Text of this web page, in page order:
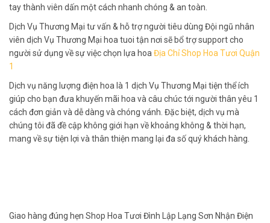
tay thành viên dấn một cách nhanh chóng & an toàn.
Dịch Vụ Thương Mại tư vấn & hỗ trợ người tiêu dùng Đội ngũ nhân
viên dịch Vụ Thương Mại hoa tuoi tận nơi sẽ bổ trợ support cho
người sử dụng về sự việc chọn lựa hoa Địa Chỉ Shop Hoa Tươi Quận
1
Dịch vụ năng lượng điện hoa là 1 dịch Vụ Thương Mại tiện thể ích
giúp cho bạn đưa khuyến mãi hoa và câu chúc tới người thân yêu 1
cách đơn giản và dễ dàng và chóng vánh. Đặc biệt, dịch vụ mà
chúng tôi đã đề cập không giới hạn về khoảng không & thời hạn,
mang về sự tiện lợi và thân thiện mang lại đa số quý khách hàng.
Giao hàng đúng hẹn Shop Hoa Tươi Đình Lập Lạng Sơn Nhận Điện